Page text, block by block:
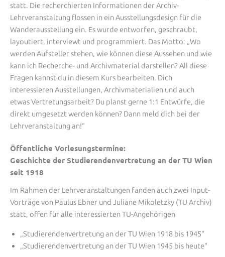
statt. Die recherchierten Informationen der Archiv-
Lehrveranstaltung flossen in ein Ausstellungsdesign für die
Wanderausstellung ein. Es wurde entworfen, geschraubt,
layoutiert, interviewt und programmiert. Das Motto: „Wo
werden Aufsteller stehen, wie können diese Aussehen und wie
kann ich Recherche- und Archivmaterial darstellen? All diese
Fragen kannst du in diesem Kurs bearbeiten. Dich
interessieren Ausstellungen, Archivmaterialien und auch
etwas Vertretungsarbeit? Du planst gerne 1:1 Entwürfe, die
direkt umgesetzt werden können? Dann meld dich bei der
Lehrveranstaltung an!“
Öffentliche Vorlesungstermine:
Geschichte der Studierendenvertretung an der TU Wien
seit 1918
Im Rahmen der Lehrveranstaltungen fanden auch zwei Input-
Vorträge von Paulus Ebner und Juliane Mikoletzky (TU Archiv)
statt, offen für alle interessierten TU-Angehörigen
„Studierendenvertretung an der TU Wien 1918 bis 1945“
„Studierendenvertretung an der TU Wien 1945 bis heute“